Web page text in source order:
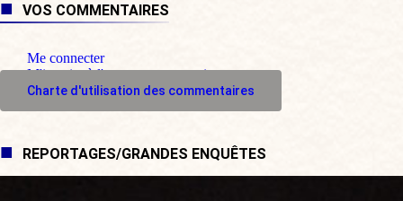
VOS COMMENTAIRES
Me connecter
M'inscrire à l'espace commentaire
Charte d'utilisation des commentaires
REPORTAGES/GRANDES ENQUÊTES